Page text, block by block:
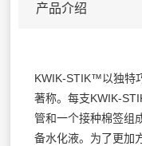
产品介绍
KWIK-STIK™以独特
著称。每支KWIK-
管和一个接种棉签组
备水化液。为了更加